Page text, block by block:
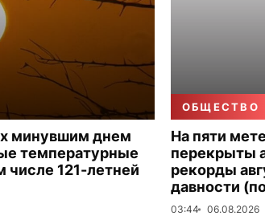
минувшим днем
температурные
числе 121-летней
ОБЩЕСТВО
На пяти
перекрыты
рекорды
давности
03:44 06.08.2026